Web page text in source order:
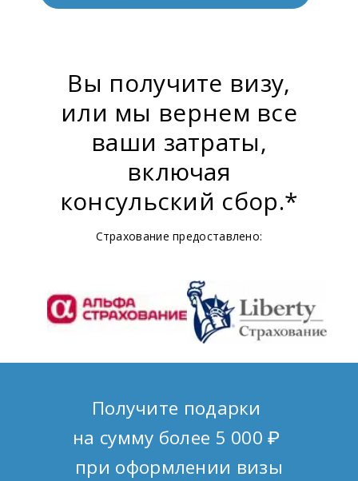
Вы получите визу,
или мы вернем все
ваши затраты,
включая
консульский сбор.*
Страхование предоставлено:
Получите подарки
на сумму более 5 000 ₽
при оформлении визы